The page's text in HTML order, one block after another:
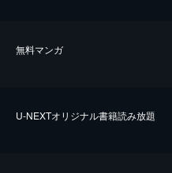
無料マンガ
U-NEXTオリジナル書籍読み放題